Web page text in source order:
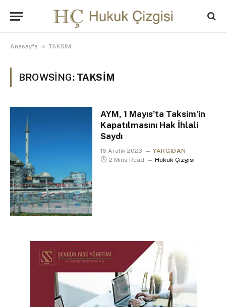
Anasayfa » TAKSİM
BROWSING: TAKSİM
AYM, 1 Mayıs’ta Taksim’in
Kapatılmasını Hak İhlali
Saydı
16 Aralık 2023
YARGIDAN
2 Mins Read
Hukuk Çizgisi